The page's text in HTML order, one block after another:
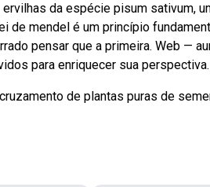
da espécie pisum sativum,
de mendel é um princípio
pensar que a primeira. Web —
para enriquecer sua perspectiva.
de plantas puras de